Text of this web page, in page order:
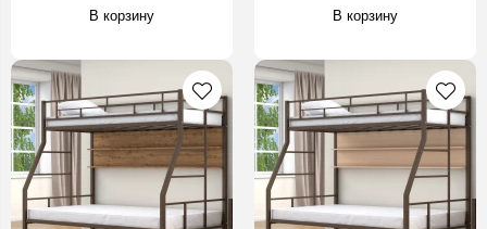
В корзину В корзину